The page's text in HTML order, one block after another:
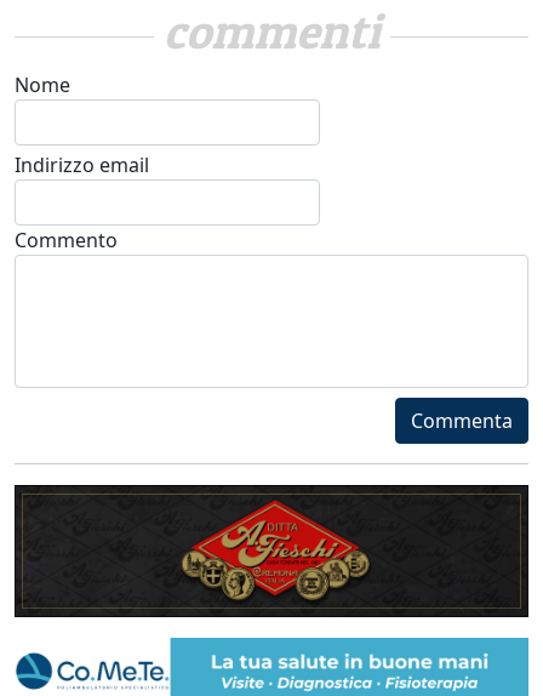
commenti
Nome
Indirizzo email
Commento
Commenta